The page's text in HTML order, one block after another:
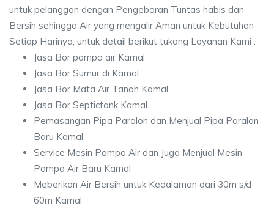
untuk pelanggan dengan Pengeboran Tuntas habis dan
Bersih sehingga Air yang mengalir Aman untuk Kebutuhan
Setiap Harinya, untuk detail berikut tukang Layanan Kami :
Jasa Bor pompa air Kamal
Jasa Bor Sumur di Kamal
Jasa Bor Mata Air Tanah Kamal
Jasa Bor Septictank Kamal
Pemasangan Pipa Paralon dan Menjual Pipa Paralon
Baru Kamal
Service Mesin Pompa Air dan Juga Menjual Mesin
Pompa Air Baru Kamal
Meberikan Air Bersih untuk Kedalaman dari 30m s/d
60m Kamal